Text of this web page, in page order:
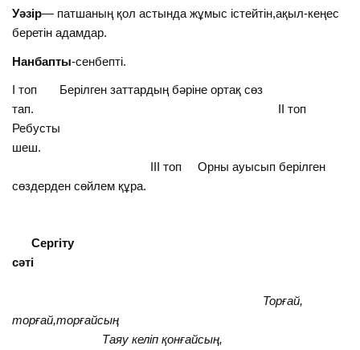
Уәзір— патшаның қол астында жұмыс істейтін,ақыл-кеңес
беретін адамдар.
Нанбапты-сенбепті.
І топ Берілген заттардың бәріне ортақ сөз
тап. ІІ топ
Ребусты
шеш.
ІІІ топ Орны ауысып берілген
сөздерден сөйлем құра.
Сергіту
сәті
Торғай,
торғай,торғайсың
Таяу келіп қонғайсың,